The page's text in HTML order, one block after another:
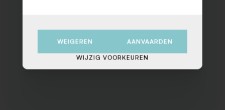
WEIGEREN AANVAARDEN
WIJZIG VOORKEUREN